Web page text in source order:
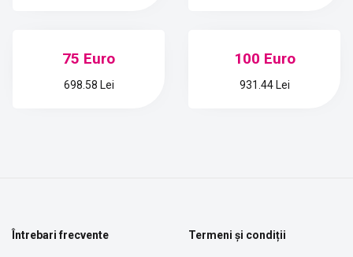
75 Euro
698.58 Lei
100 Euro
931.44 Lei
Întrebari frecvente Termeni și condiții